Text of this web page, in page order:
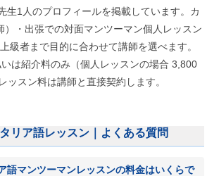
生1人のプロフィールを掲載しています。カ
）・出張での対面マンツーマン個人レッスン
級者まで目的に合わせて講師を選べます。
は紹介料のみ（個人レッスンの場合 3,800
ッスン料は講師と直接契約します。
リア語レッスン｜よくある質問
語マンツーマンレッスンの料金はいくらで